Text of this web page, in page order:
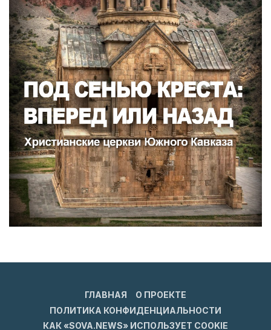
ГЛАВНАЯ
О ПРОЕКТЕ
ПОЛИТИКА КОНФИДЕНЦИАЛЬНОСТИ
КАК «SOVA.NEWS» ИСПОЛЬЗУЕТ COOKIE